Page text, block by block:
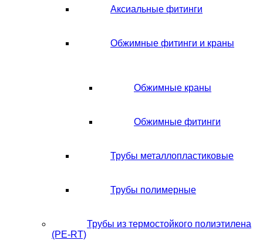
Аксиальные фитинги
Обжимные фитинги и краны
Обжимные краны
Обжимные фитинги
Трубы металлопластиковые
Трубы полимерные
Трубы из термостойкого полиэтилена
(PE-RT)